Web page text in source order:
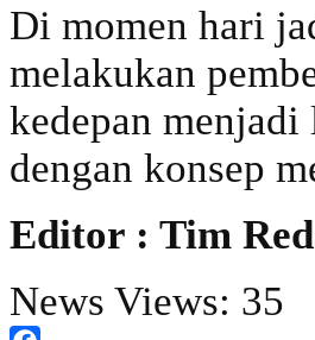
Di momen hari
melakukan
kedepan
dengan konsep
Editor : Tim
News Views: 35